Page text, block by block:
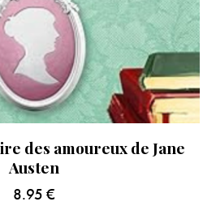
des amoureux de Jane
Austen
8.95 €